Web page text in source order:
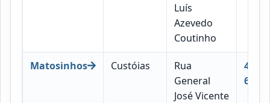
Luís
Azevedo
Coutinho
Matosinhos Custóias
Rua
General
José Vicente
4460-
661